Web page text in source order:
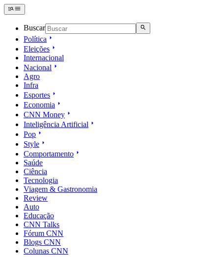
Buscar
Política
Eleições
Internacional
Nacional
Agro
Infra
Esportes
Economia
CNN Money
Inteligência Artificial
Pop
Style
Comportamento
Saúde
Ciência
Tecnologia
Viagem & Gastronomia
Review
Auto
Educação
CNN Talks
Fórum CNN
Blogs CNN
Colunas CNN